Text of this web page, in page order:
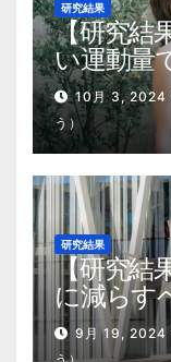
研究結果
【研究結
い運動量
10月 3, 2024
う）
研究結果
【研究結
に減らす
9月 19, 2024